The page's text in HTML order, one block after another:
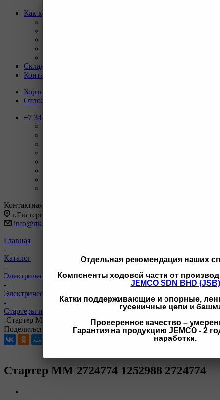
Отдельная рекомендация наших
Компоненты ходовой части от
JEMCO SDN BHD (JSB)
Катки поддерживающие и опорные,
гусеничные цепи и
Проверенное качество –
Гарантия на продукцию JEMCO - 2
наработки.
Как купить
Склады
Контакты
Корзина
Отложенные
+7 343 247-83-62
Контактная информация
г.Екатеринбург, ул Черняховского 86 корп 9/3
info@rtk-parts.ru
Главная
-
Каталог
-
Электрическая система
-
Электрическая система для CAT
-
Стартеры и генераторы для CAT
-Стартер MM 2724774 1252988 2724774
Поделиться
Стартер MM 2724774 1252988 2724774